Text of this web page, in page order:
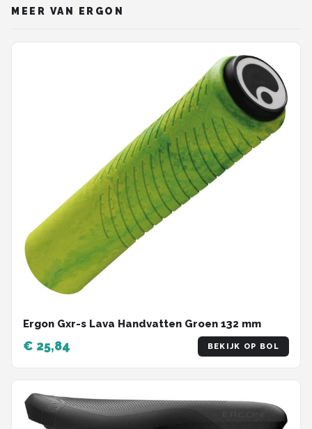
MEER VAN ERGON
Ergon Gxr-s Lava Handvatten Groen 132 mm
€ 25,84 BEKIJK OP BOL